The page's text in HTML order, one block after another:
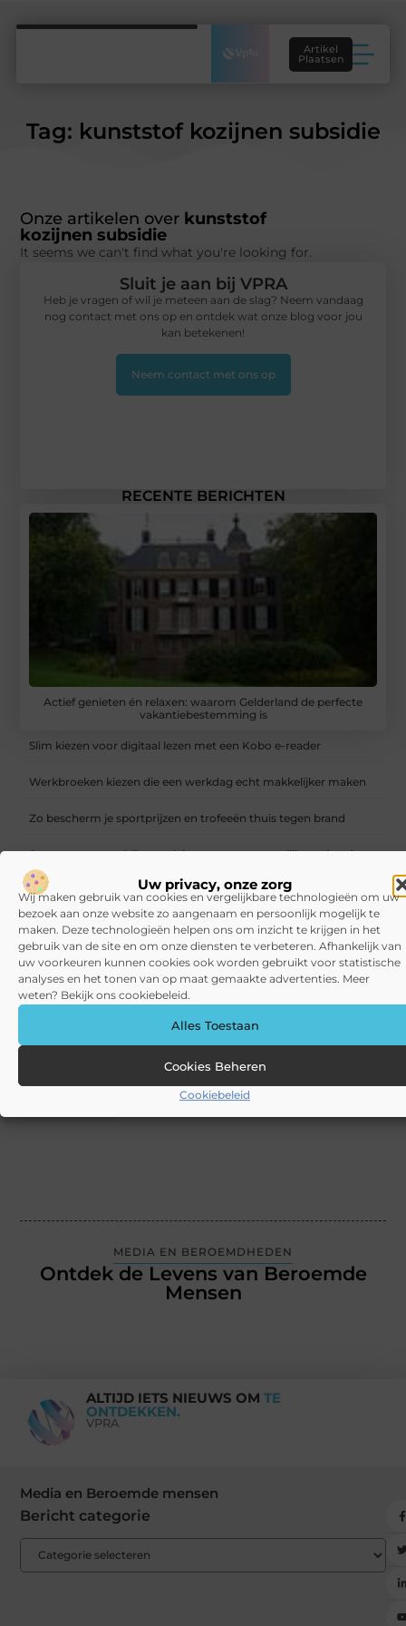
Uw privacy, onze zorg
Wij maken gebruik van cookies en vergelijkbare technologieën om uw
bezoek aan onze website zo aangenaam en persoonlijk mogelijk te
maken. Deze technologieën helpen ons om inzicht te krijgen in het
gebruik van de site en om onze diensten te verbeteren. Afhankelijk van
uw voorkeuren kunnen cookies ook worden gebruikt voor statistische
analyses en het tonen van op maat gemaakte advertenties. Meer
weten? Bekijk ons cookiebeleid.
Alles Toestaan
Cookies Beheren
Cookiebeleid
Artikel
Plaatsen
Tag: kunststof kozijnen subsidie
Onze artikelen over kunststof
kozijnen subsidie
It seems we can't find what you're looking for.
RECENTE BERICHTEN
Actief genieten én relaxen: waarom Gelderland de perfecte
vakantiebestemming is
Slim kiezen voor digitaal lezen met een Kobo e-reader
Werkbroeken kiezen die een werkdag echt makkelijker maken
Zo bescherm je sportprijzen en trofeeën thuis tegen brand
Samen even weg? Zo maak je er een onvergetelijk weekend van
Zo maak je van je terras een volwaardige buitenkamer
Verlichting voor nieuwbouw waar begin je
CATEGORIEËN
Blog(10) Games(72) Gezondheid(75)
Winkelen(53) Wonen (136)
Sluit je aan bij VPRA
Heb je vragen of wil je meteen aan de slag? Neem vandaag
nog contact met ons op en ontdek wat onze blog voor jou
kan betekenen!
Neem contact met ons op
MEDIA EN BEROEMDHEDEN
Ontdek de Levens van Beroemde
Mensen
ALTIJD IETS NIEUWS OM TE
ONTDEKKEN.
VPRA
Media en Beroemde mensen
Bericht categorie